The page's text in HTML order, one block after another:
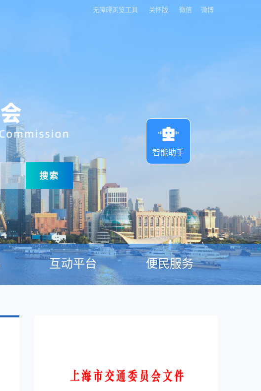
无障碍浏览工具 关怀版 微信 微博
搜索
智能助手
互动平台 便民服务